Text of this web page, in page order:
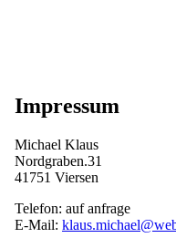
Impressum
Michael Klaus
Nordgraben.31
41751 Viersen
Telefon: auf anfrage
E-Mail: